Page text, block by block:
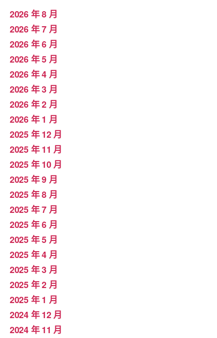
2026 年 8 月
2026 年 7 月
2026 年 6 月
2026 年 5 月
2026 年 4 月
2026 年 3 月
2026 年 2 月
2026 年 1 月
2025 年 12 月
2025 年 11 月
2025 年 10 月
2025 年 9 月
2025 年 8 月
2025 年 7 月
2025 年 6 月
2025 年 5 月
2025 年 4 月
2025 年 3 月
2025 年 2 月
2025 年 1 月
2024 年 12 月
2024 年 11 月